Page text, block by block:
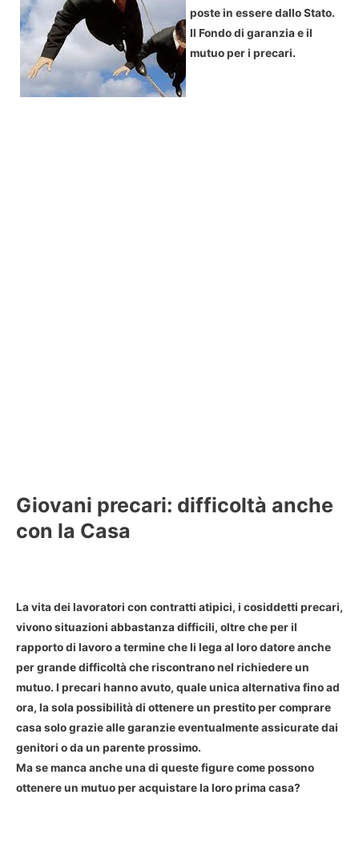
poste in essere dallo Stato.
Il Fondo di garanzia e il
mutuo per i precari.
Giovani precari: difficoltà anche
con la Casa
La vita dei lavoratori con contratti atipici, i cosiddetti precari,
vivono situazioni abbastanza difficili, oltre che per il
rapporto di lavoro a termine che li lega al loro datore anche
per grande difficoltà che riscontrano nel richiedere un
mutuo. I precari hanno avuto, quale unica alternativa fino ad
ora, la sola possibilità di ottenere un prestito per comprare
casa solo grazie alle garanzie eventualmente assicurate dai
genitori o da un parente prossimo.
Ma se manca anche una di queste figure come possono
ottenere un mutuo per acquistare la loro prima casa?